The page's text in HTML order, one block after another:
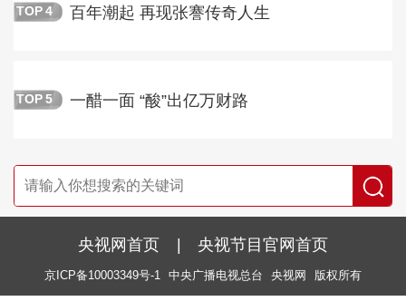
TOP 4 百年潮起 再现张謇传奇人生
TOP 5 一醋一面 “酸”出亿万财路
央视网首页 | 央视节目官网首页
京ICP备10003349号-1 中央广播电视总台 央视网 版权所有